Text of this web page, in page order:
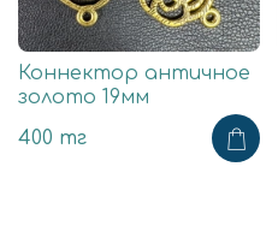
Коннектор античное
золото 19мм
400 тг